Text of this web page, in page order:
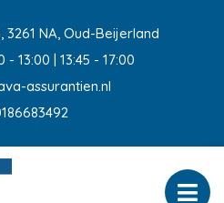
3261 NA, Oud-Beijerland
13:00 | 13:45 - 17:00
assurantien.nl